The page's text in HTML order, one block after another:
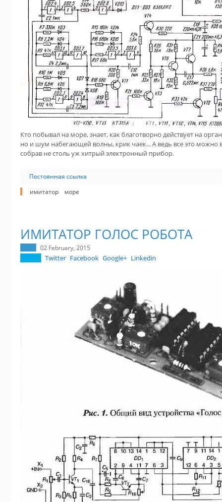
Кто побывал на море, знает, как благотворно действует на
но и шум набегающей волны, крик чаек... А ведь все это можно
собрав не столь уж хитрый электронный прибор.
Постоянная ссылка
имитатор
море
ИМИТАТОР ГОЛОС РОБОТА
02 February, 2015
Twitter Facebook Google+ Linkedin